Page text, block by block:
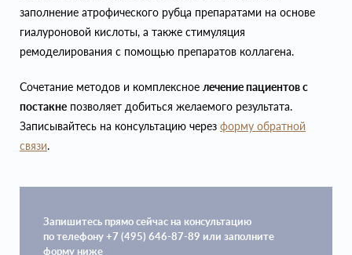
заполнение атрофического рубца препаратами на основе
гиалуроновой кислоты, а также стимуляция
ремоделирования с помощью препаратов коллагена.
Сочетание методов и комплексное лечение пациентов с
постакне позволяет добиться желаемого результата.
Записывайтесь на консультацию через форму обратной
связи.
Запишитесь прямо сейчас на консультацию
по телефону +7 (495) 646-87-89 или заполните
форму ниже